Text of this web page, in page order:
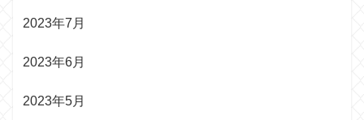
2023年7月
2023年6月
2023年5月